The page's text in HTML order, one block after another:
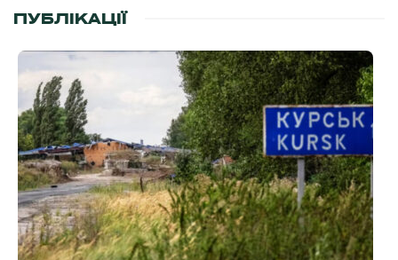
ПУБЛІКАЦІЇ